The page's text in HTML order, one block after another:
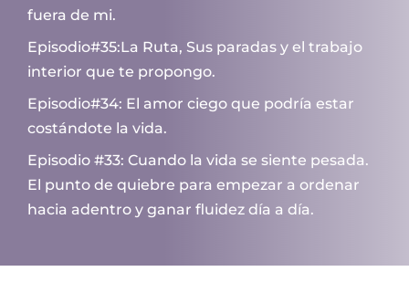
fuera de mi.
Episodio#35:La Ruta, Sus paradas y el trabajo
interior que te propongo.
Episodio#34: El amor ciego que podría estar
costándote la vida.
Episodio #33: Cuando la vida se siente pesada.
El punto de quiebre para empezar a ordenar
hacia adentro y ganar fluidez día a día.